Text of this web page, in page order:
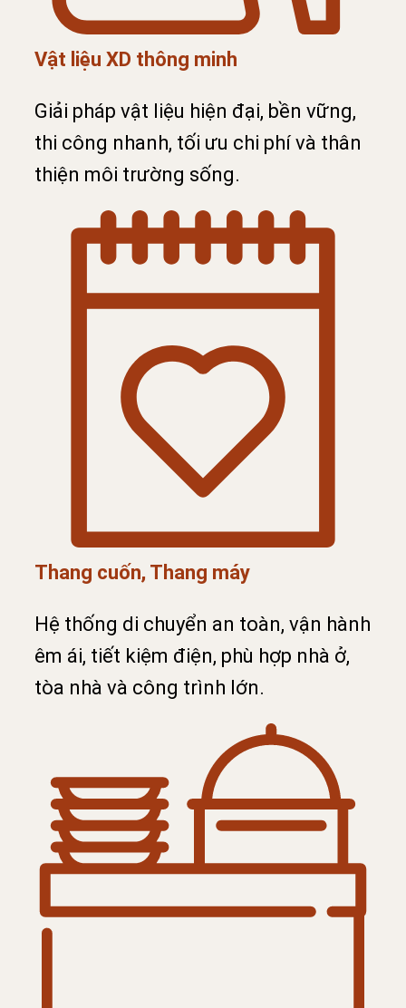
Vật liệu XD thông minh
Giải pháp vật liệu hiện đại, bền vững,
thi công nhanh, tối ưu chi phí và thân
thiện môi trường sống.
Thang cuốn, Thang máy
Hệ thống di chuyển an toàn, vận hành
êm ái, tiết kiệm điện, phù hợp nhà ở,
tòa nhà và công trình lớn.